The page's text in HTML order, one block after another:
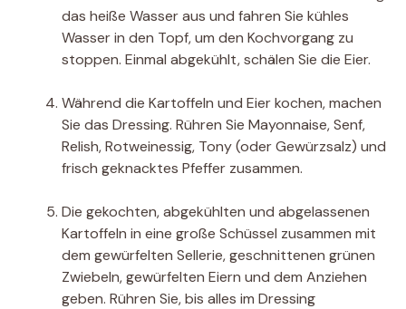
das heiße Wasser aus und fahren Sie kühles
Wasser in den Topf, um den Kochvorgang zu
stoppen. Einmal abgekühlt, schälen Sie die Eier.
Während die Kartoffeln und Eier kochen, machen
Sie das Dressing. Rühren Sie Mayonnaise, Senf,
Relish, Rotweinessig, Tony (oder Gewürzsalz) und
frisch geknacktes Pfeffer zusammen.
Die gekochten, abgekühlten und abgelassenen
Kartoffeln in eine große Schüssel zusammen mit
dem gewürfelten Sellerie, geschnittenen grünen
Zwiebeln, gewürfelten Eiern und dem Anziehen
geben. Rühren Sie, bis alles im Dressing